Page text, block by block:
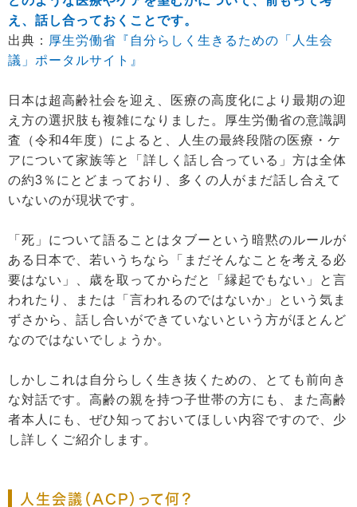
え、話し合っておくことです。
出典： 厚生労働省『自分らしく生きるための「人生会
議」ポータルサイト』
日本は超高齢社会を迎え、医療の高度化により最期の迎
え方の選択肢も複雑になりました。厚生労働省の意識調
査（令和4年度）によると、人生の最終段階の医療・ケ
アについて家族等と「詳しく話し合っている」方は全体
の約3％にとどまっており、多くの人がまだ話し合えて
いないのが現状です。
「死」について語ることはタブーという暗黙のルールが
ある日本で、若いうちなら「まだそんなことを考える必
要はない」、歳を取ってからだと「縁起でもない」と言
われたり、または「言われるのではないか」という気ま
ずさから、話し合いができていないという方がほとんど
なのではないでしょうか。
しかしこれは自分らしく生き抜くための、とても前向き
な対話です。高齢の親を持つ子世帯の方にも、また高齢
者本人にも、ぜひ知っておいてほしい内容ですので、少
し詳しくご紹介します。
人生会議（ACP）って何？